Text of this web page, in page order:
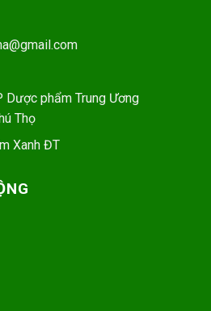
Dược phẩm Trung Ương
Thọ
Xanh ĐT